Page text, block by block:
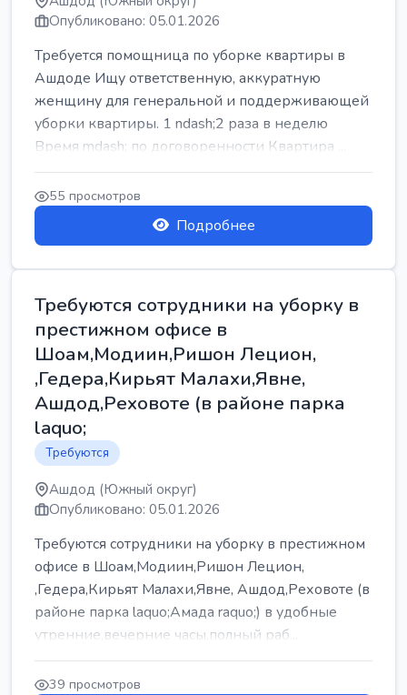
Опубликовано: 05.01.2026
Требуется помощница по уборке квартиры в
Ашдоде Ищу ответственную, аккуратную
женщину для генеральной и поддерживающей
уборки квартиры. 1 ndash;2 раза в неделю
Время mdash; по договоренности Квартира ...
55 просмотров
Подробнее
Требуются сотрудники на уборку в
престижном офисе в
Шоам,Модиин,Ришон Лецион,
,Гедера,Кирьят Малахи,Явне,
Ашдод,Реховоте (в районе парка
laquo;
Требуются
Ашдод (Южный округ)
Опубликовано: 05.01.2026
Требуются сотрудники на уборку в престижном
офисе в Шоам,Модиин,Ришон Лецион,
,Гедера,Кирьят Малахи,Явне, Ашдод,Реховоте (в
районе парка laquo;Амада raquo;) в удобные
утренние,вечерние часы,полный раб...
39 просмотров